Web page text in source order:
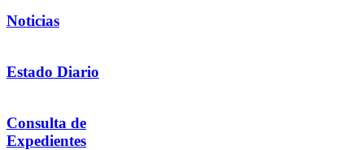
Noticias
Estado Diario
Consulta de
Expedientes